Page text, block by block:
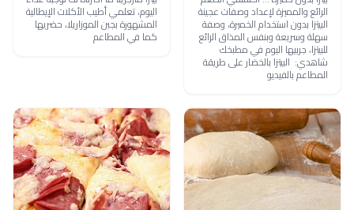
الرائع والمميزة لإعداد وصفات عجينة
البيتزا بدون استخدام الخميرة، وصفة
سهلة وسريعة وبنفس المذاق الرائع
للبيتزا، جربيها اليوم في مطبخك
شاهدي: البيتزا بالخضار على طريقة
المطاعم بالفيديو
اليوم، تعلمي أطيب الأكلات الإيطالية
المشهورة بجبن الموزاريلا، حضريها
كما في المطاعم